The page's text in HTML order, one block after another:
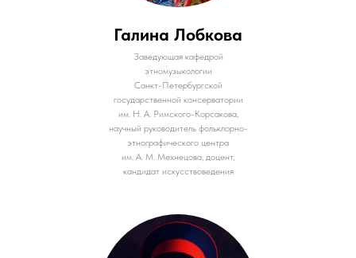
Галина Лобкова
Заведующая кафедрой
этномузыкологии
Санкт-Петербургской
государственной консерватории
им. Н. А. Римского-Корсакова,
научный руководитель фольклорно-
этнографического центра
им. А. М. Мехнецова, доцент,
кандидат искусствоведения